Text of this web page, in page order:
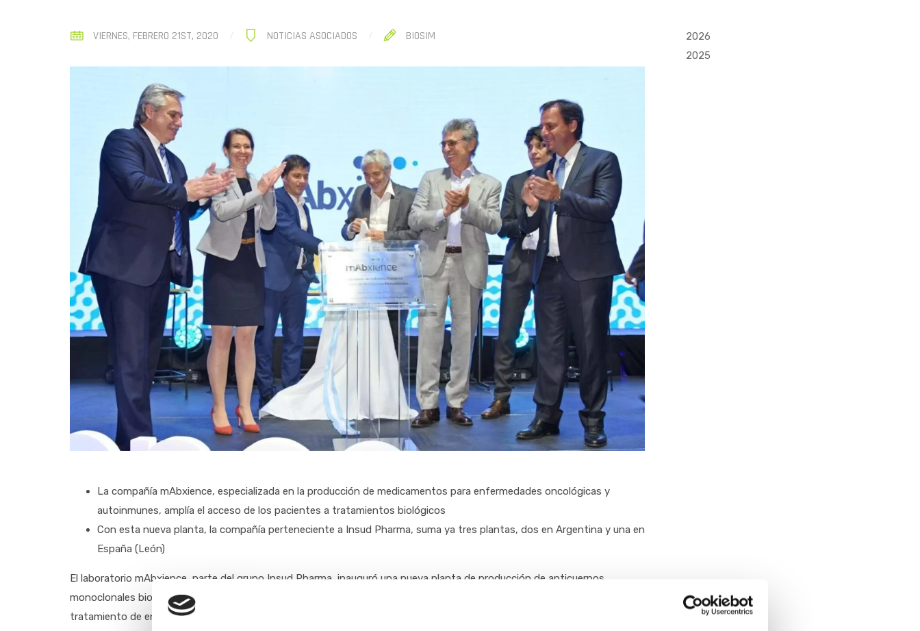
VIERNES, FEBRERO 21ST, 2020 NOTICIAS ASOCIADOS BIOSIM
La compañía mAbxience, especializada en la producción de medicamentos para enfermedades oncológicas y
autoinmunes, amplía el acceso de los pacientes a tratamientos biológicos
Con esta nueva planta, la compañía perteneciente a Insud Pharma, suma ya tres plantas, dos en Argentina y una en
España (León)
El laboratorio mAbxience, parte del grupo Insud Pharma, inauguró una nueva planta de producción de anticuerpos
monoclonales biosimilares en Garín, provincia de Buenos Aires (Argentina). Estos medicamentos se utilizan para el
tratamiento de enfermedades oncológicas y autoinmunes como la artritis reumatoide.
2026
2025